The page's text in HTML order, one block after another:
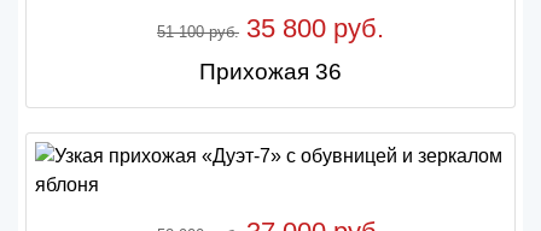
51 100 руб. 35 800 руб.
Прихожая 36